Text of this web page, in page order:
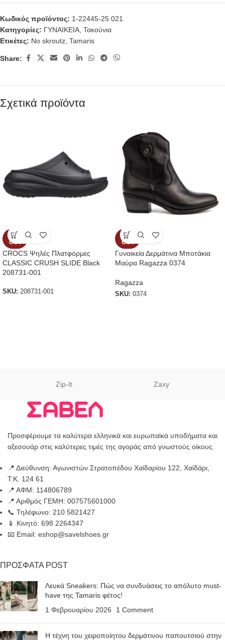
Κωδικός προϊόντος: 1-22445-25 021
Κατηγορίες: ΓΥΝΑΙΚΕΙΑ Τακούνια
Ετικέτες: No skroutz Tamaris
Share:
Σχετικά προϊόντα
SOLD
OUT
CROCS Ψηλές Πλατφόρμες
CLASSIC CRUSH SLIDE Black
208731-001
SKU: 208731-001
SOLD
OUT
Γυναικεία Δερμάτινα Μποτάκια
Μαύρα Ragazza 0374
Ragazza
SKU: 0374
Zip-It Zaxy
Προσφέρουμε τα καλύτερα ελληνικά και ευρωπαϊκά υποδήματα και
αξεσουάρ στις καλύτερες τιμές της αγοράς από γνωστούς οίκους.
📍 Διεύθυνση: Αγωνιστών Στρατοπέδου Χαϊδαρίου 122, Χαϊδάρι,
Τ.Κ. 124 61
📍 ΑΦΜ: 114806789
📍 Αριθμός ΓΕΜΗ: 007575601000
📞 Τηλέφωνο: 210 5821427
📱 Κινητό: 698 2264347
📧 Email: eshop@savelshoes.gr
ΠΡΟΣΦΑΤΑ POST
Λευκά Sneakers: Πώς να συνδυάσεις το απόλυτο must-
have της Tamaris φέτος!
1 Φεβρουαρίου 2026
1 Comment
Η τέχνη του χειροποίητου δερμάτινου παπουτσιού στην